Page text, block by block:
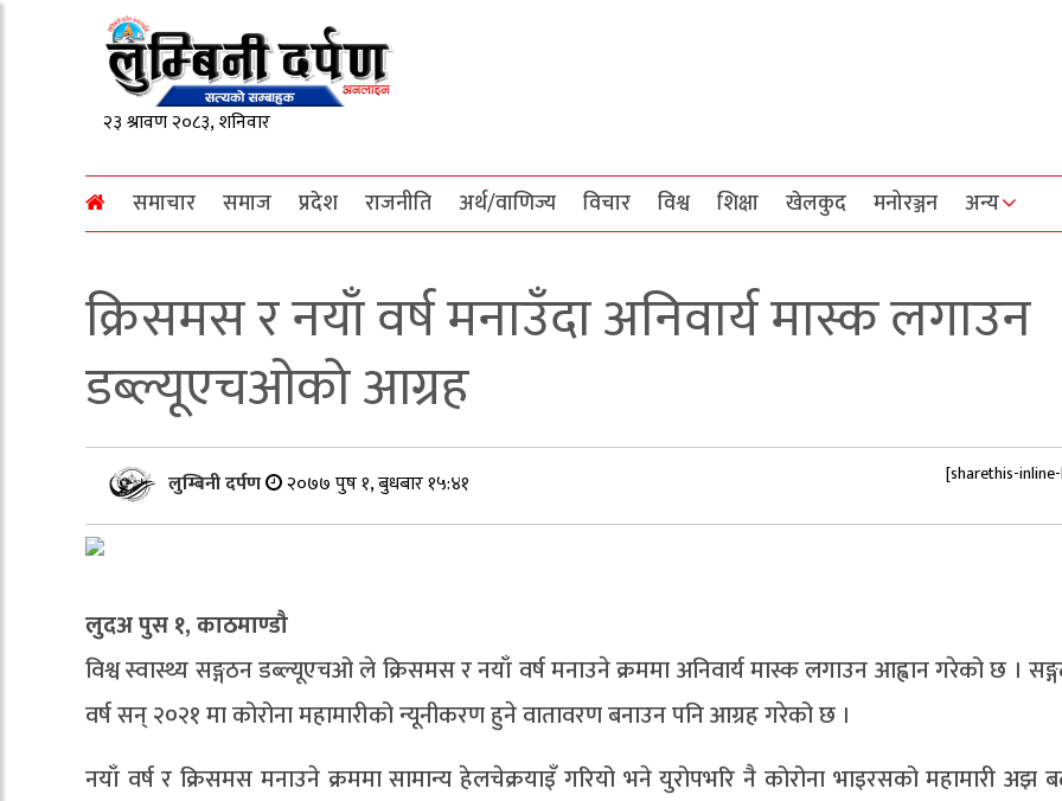
समाचार समाज प्रदेश राजनीति अर्थ/वाणिज्य विचार विश्व शिक्षा खेलकुद मनोरञ्जन अन्य
क्रिसमस र नयाँ वर्ष मनाउँदा अनिवार्य मास्क लगाउन
डब्ल्यूएचओको आग्रह
लुम्बिनी दर्पण २०७७ पुष १, बुधबार १५:४१ [sharethis-
लुदअ पुस १, काठमाण्डौ
विश्व स्वास्थ्य सङ्गठन डब्ल्यूएचओ ले क्रिसमस र नयाँ वर्ष मनाउने क्रममा अनिवार्य मास्क लगाउन आह्वान गरेको छ ।
वर्ष सन् २०२१ मा कोरोना महामारीको न्यूनीकरण हुने वातावरण बनाउन पनि आग्रह गरेको छ ।
नयाँ वर्ष र क्रिसमस मनाउने क्रममा सामान्य हेलचेक्रयाइँ गरियो भने युरोपभरि नै कोरोना भाइरसको महामारी अझ